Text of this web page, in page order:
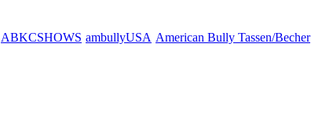
ABKCSHOWS ambullyUSA American Bully Tassen/Becher